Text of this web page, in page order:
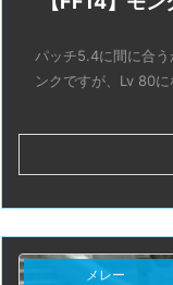
パッチ5.4に間に合
ンクですが、Lv 80
メレー